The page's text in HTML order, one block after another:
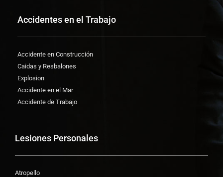
Accidentes en el Trabajo
Accidente en Construcción
Caidas y Resbalones
Explosion
Accidente en el Mar
Accidente de Trabajo
Lesiones Personales
Atropello